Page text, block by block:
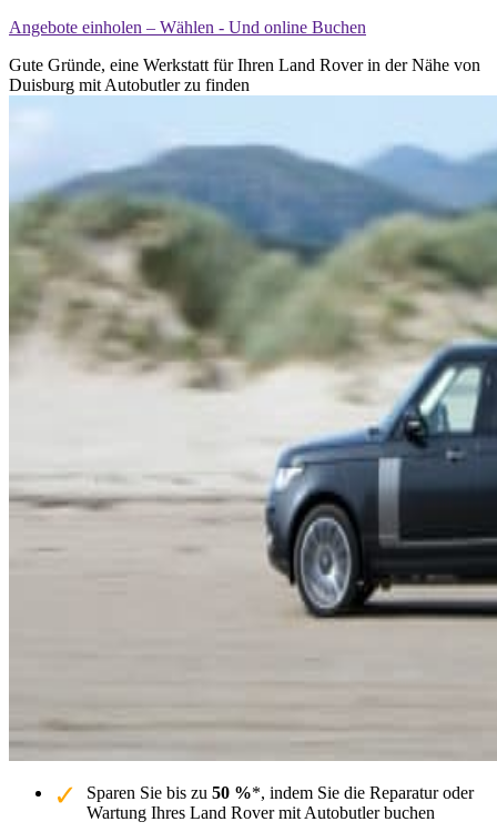
Angebote einholen – Wählen - Und online Buchen
Gute Gründe, eine Werkstatt für Ihren Land Rover in der Nähe von
Duisburg mit Autobutler zu finden
Sparen Sie bis zu 50 %*, indem Sie die Reparatur oder
Wartung Ihres Land Rover mit Autobutler buchen